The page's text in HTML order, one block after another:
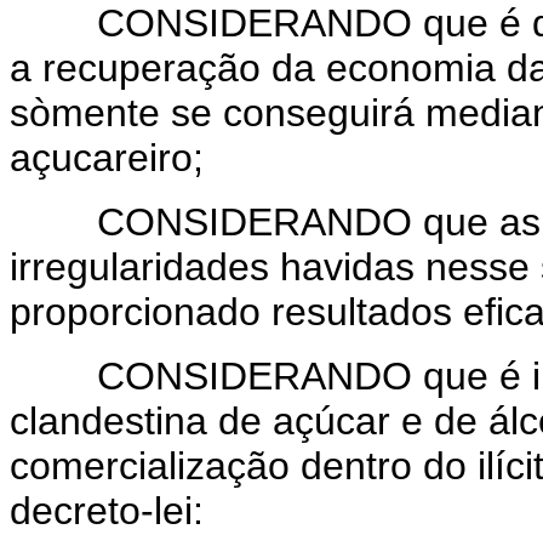
CONSIDERANDO que é
a recuperação da economia
sòmente se conseguirá
açucareiro;
CONSIDERANDO que as
irregularidades havidas
proporcionado resultados
CONSIDERANDO que é
clandestina de açúcar e de
comercialização dentro do
decreto-lei: